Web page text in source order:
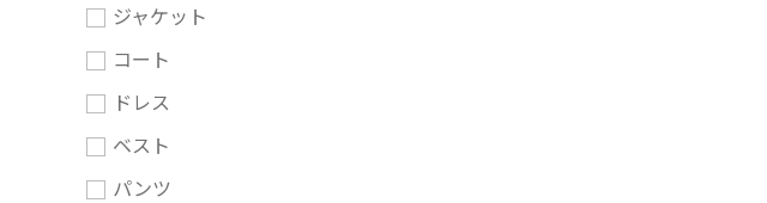
ジャケット
コート
ドレス
ベスト
パンツ